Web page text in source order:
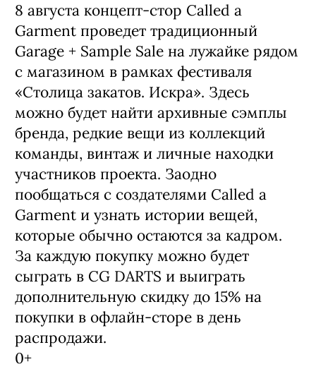
8 августа концепт-стор Called a
Garment проведет традиционный
Garage + Sample Sale на лужайке рядом
с магазином в рамках фестиваля
«Столица закатов. Искра». Здесь
можно будет найти архивные сэмплы
бренда, редкие вещи из коллекций
команды, винтаж и личные находки
участников проекта. Заодно
пообщаться с создателями Called a
Garment и узнать истории вещей,
которые обычно остаются за кадром.
За каждую покупку можно будет
сыграть в CG DARTS и выиграть
дополнительную скидку до 15% на
покупки в офлайн-сторе в день
распродажи.
0+